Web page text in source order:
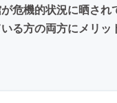
危機的状況に晒さ
る方の両方にメリ